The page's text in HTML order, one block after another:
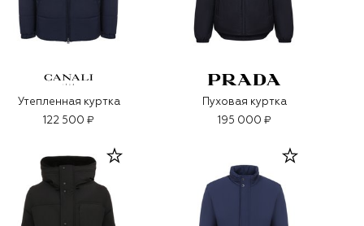
Утепленная куртка
122 500 ₽
Пуховая куртка
195 000 ₽